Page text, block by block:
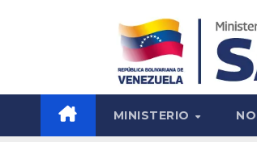
MINISTERIO